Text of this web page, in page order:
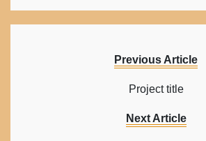
Previous Article
Project title
Next Article